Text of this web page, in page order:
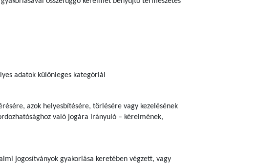
adatok különleges kategóriái
azok helyesbítésére, törlésére vagy kezelésének
való jogára irányuló – kérelmének,
jogosítványok gyakorlása keretében végzett, vagy